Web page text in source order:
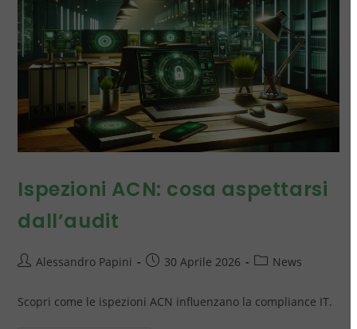
Ispezioni ACN: cosa aspettarsi
dall’audit
Alessandro Papini 30 Aprile 2026 News
Scopri come le ispezioni ACN influenzano la compliance IT.